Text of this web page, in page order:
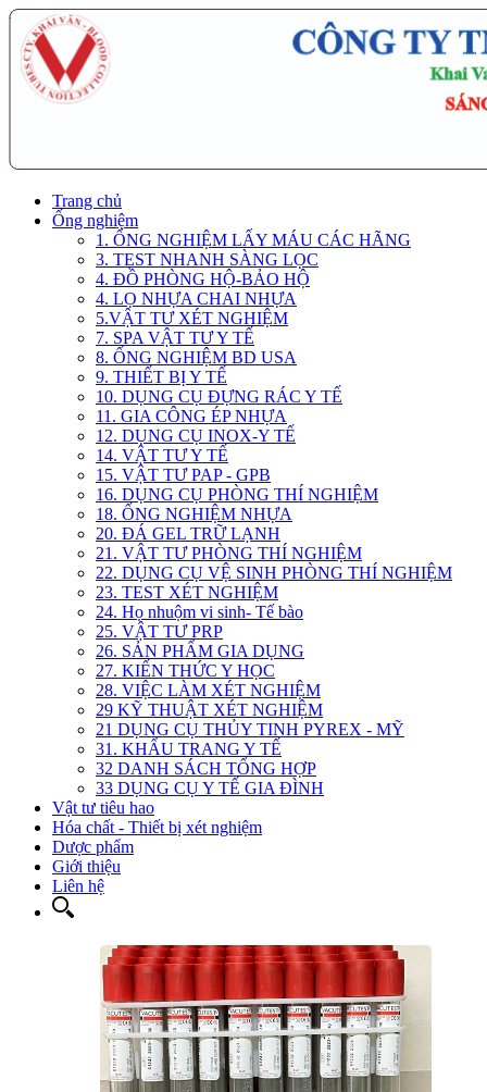
Trang chủ
Ống nghiệm
1. ỐNG NGHIỆM LẤY MÁU CÁC HÃNG
3. TEST NHANH SÀNG LỌC
4. ĐỒ PHÒNG HỘ-BẢO HỘ
4. LỌ NHỰA CHAI NHỰA
5.VẬT TƯ XÉT NGHIỆM
7. SPA VẬT TƯ Y TẾ
8. ỐNG NGHIỆM BD USA
9. THIẾT BỊ Y TẾ
10. DỤNG CỤ ĐỰNG RÁC Y TẾ
11. GIA CÔNG ÉP NHỰA
12. DỤNG CỤ INOX-Y TẾ
14. VẬT TƯ Y TẾ
15. VẬT TƯ PAP - GPB
16. DỤNG CỤ PHÒNG THÍ NGHIỆM
18. ỐNG NGHIỆM NHỰA
20. ĐÁ GEL TRỮ LẠNH
21. VẬT TƯ PHÒNG THÍ NGHIỆM
22. DỤNG CỤ VỆ SINH PHÒNG THÍ NGHIỆM
23. TEST XÉT NGHIỆM
24. Họ nhuộm vi sinh- Tế bào
25. VẬT TƯ PRP
26. SẢN PHẨM GIA DỤNG
27. KIẾN THỨC Y HỌC
28. VIỆC LÀM XÉT NGHIỆM
29 KỸ THUẬT XÉT NGHIỆM
21 DỤNG CỤ THỦY TINH PYREX - MỸ
31. KHẨU TRANG Y TẾ
32 DANH SÁCH TỔNG HỢP
33 DỤNG CỤ Y TẾ GIA ĐÌNH
Vật tư tiêu hao
Hóa chất - Thiết bị xét nghiệm
Dược phẩm
Giới thiệu
Liên hệ